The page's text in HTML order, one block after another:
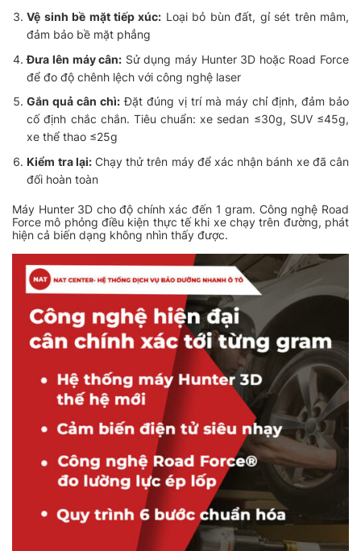
Vệ sinh bề mặt tiếp xúc: Loại bỏ bùn đất, gỉ sét trên mâm,
đảm bảo bề mặt phẳng
Đưa lên máy cân: Sử dụng máy Hunter 3D hoặc Road Force
để đo độ chênh lệch với công nghệ laser
Gắn quả cân chì: Đặt đúng vị trí mà máy chỉ định, đảm bảo
cố định chắc chắn. Tiêu chuẩn: xe sedan ≤30g, SUV ≤45g,
xe thể thao ≤25g
Kiểm tra lại:Chạy thử trên máy để xác nhận bánh xe đã cân
đối hoàn toàn
Máy Hunter 3D cho độ chính xác đến 1 gram. Công nghệ Road
Force mô phỏng điều kiện thực tế khi xe chạy trên đường, phát
hiện cả biến dạng không nhìn thấy được.